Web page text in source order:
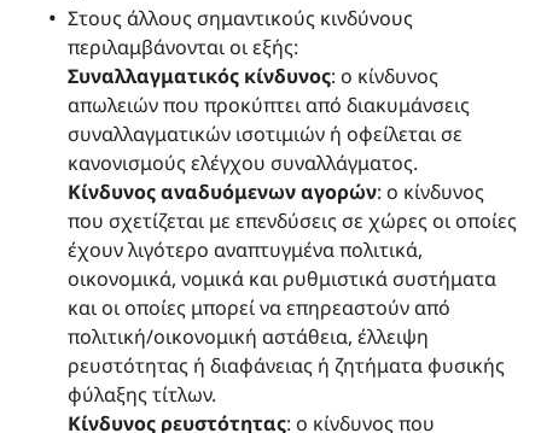
Στους άλλους σημαντικούς κινδύνους
περιλαμβάνονται οι εξής:
Συναλλαγματικός κίνδυνος: ο κίνδυνος
απωλειών που προκύπτει από διακυμάνσεις
συναλλαγματικών ισοτιμιών ή οφείλεται σε
κανονισμούς ελέγχου συναλλάγματος.
Κίνδυνος αναδυόμενων αγορών: ο κίνδυνος
που σχετίζεται με επενδύσεις σε χώρες οι οποίες
έχουν λιγότερο αναπτυγμένα πολιτικά,
οικονομικά, νομικά και ρυθμιστικά συστήματα
και οι οποίες μπορεί να επηρεαστούν από
πολιτική/οικονομική αστάθεια, έλλειψη
ρευστότητας ή διαφάνειας ή ζητήματα φυσικής
φύλαξης τίτλων.
Κίνδυνος ρευστότητας: ο κίνδυνος που